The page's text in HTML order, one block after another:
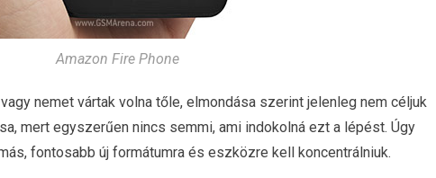
Amazon Fire Phone
nemet vártak volna tőle, elmondása szerint jelenleg nem céljuk
mert egyszerűen nincs semmi, ami indokolná ezt a lépést. Úgy
fontosabb új formátumra és eszközre kell koncentrálniuk.